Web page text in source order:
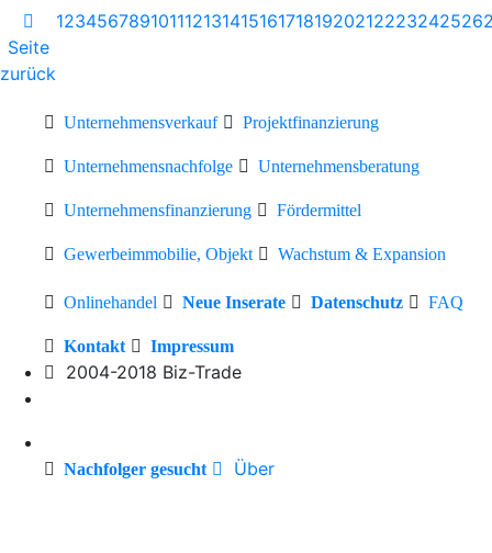
Seite
zurück
1234567891011121314151617181920212223242526
Unternehmensverkauf Projektfinanzierung
Unternehmensnachfolge Unternehmensberatung
Unternehmensfinanzierung Fördermittel
Gewerbeimmobilie, Objekt Wachstum & Expansion
Onlinehandel Neue Inserate Datenschutz FAQ
Kontakt Impressum
2004-2018 Biz-Trade
Nachfolger gesucht Über